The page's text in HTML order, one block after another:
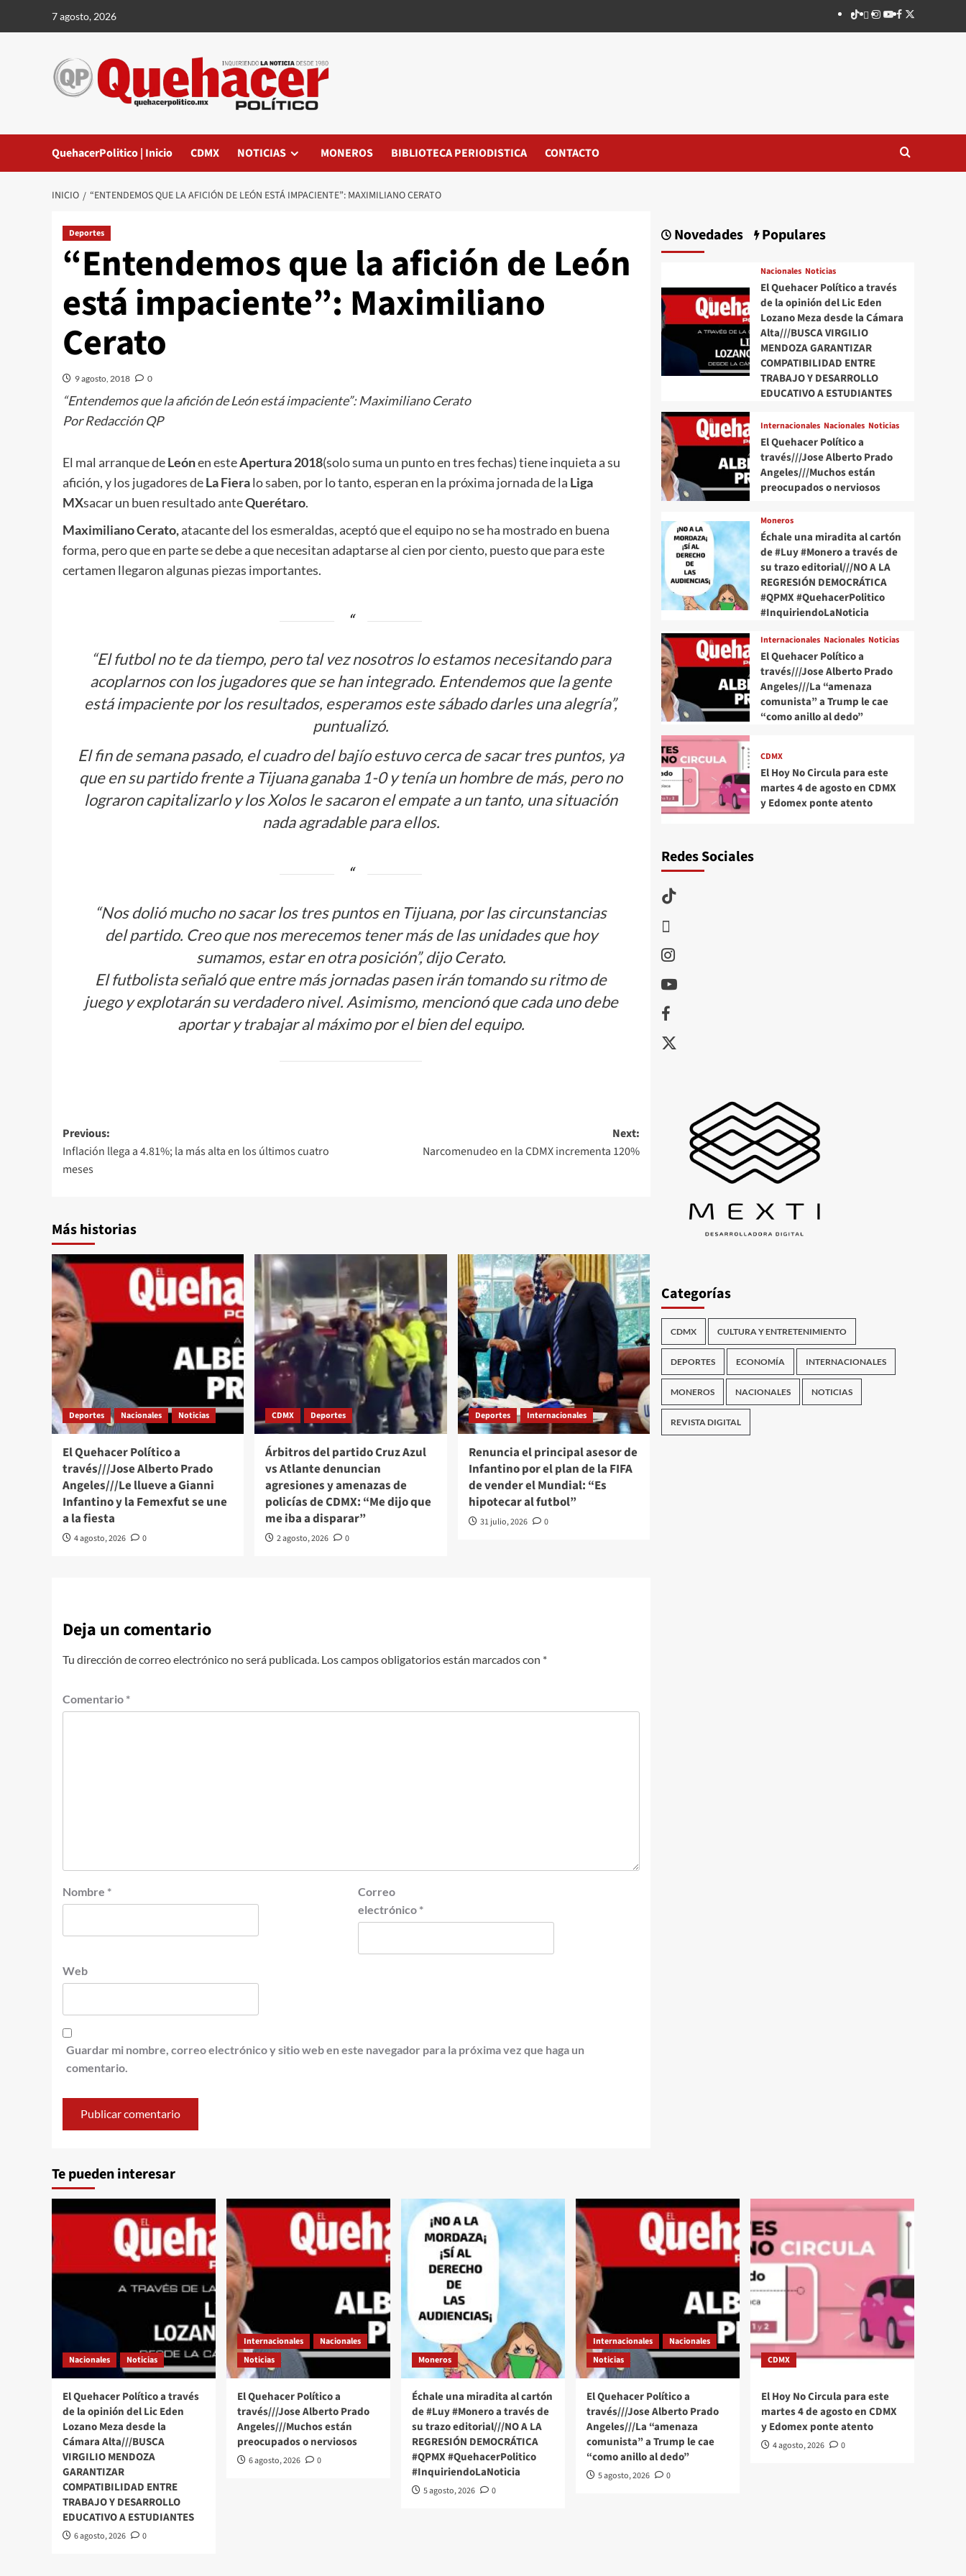
7 agosto, 2026 TikTok
threads
Instagram
Youtube
Facebook
X
QuehacerPolitico | Inicio CDMX NOTICIAS MONEROS BIBLIOTECA PERIODISTICA CONTACTO
INICIO “ENTENDEMOS QUE LA AFICIÓN DE LEÓN ESTÁ IMPACIENTE”: MAXIMILIANO CERATO
Deportes
“Entendemos que la afición de León
está impaciente”: Maximiliano
Cerato
9 agosto, 2018 0
“Entendemos que la afición de León está impaciente”: Maximiliano Cerato
Por Redacción QP
El mal arranque deLeónen esteApertura 2018(solo suma un punto en tres fechas) tiene inquieta a su
afición, y los jugadores deLa Fieralo saben, por lo tanto, esperan en la próxima jornada de la Liga
MXsacar un buen resultado anteQuerétaro.
Maximiliano Cerato,atacante del los esmeraldas, aceptó que el equipo no se ha mostrado en buena
forma, pero que en parte se debe a que necesitan adaptarse al cien por ciento, puesto que para este
certamen llegaron algunas piezas importantes.
“El futbol no te da tiempo, pero tal vez nosotros lo estamos necesitando para
acoplarnos con los jugadores que se han integrado. Entendemos que la gente
está impaciente por los resultados, esperamos este sábado darles una alegría”,
puntualizó.
El fin de semana pasado, el cuadro del bajío estuvo cerca de sacar tres puntos, ya
que en su partido frente a Tijuana ganaba 1-0 y tenía un hombre de más, pero no
lograron capitalizarlo y los Xolos le sacaron el empate a un tanto, una situación
nada agradable para ellos.
“Nos dolió mucho no sacar los tres puntos en Tijuana, por las circunstancias
del partido. Creo que nos merecemos tener más de las unidades que hoy
sumamos, estar en otra posición”, dijo Cerato.
El futbolista señaló que entre más jornadas pasen irán tomando su ritmo de
juego y explotarán su verdadero nivel. Asimismo, mencionó que cada uno debe
aportar y trabajar al máximo por el bien del equipo.
Post
navigation
Previous:
Inflación llega a 4.81%; la más alta en los últimos cuatro
meses
Next:
Narcomenudeo en la CDMX incrementa 120%
Más historias
Deportes Nacionales Noticias
El Quehacer Político a
través///Jose Alberto Prado
Angeles///Le llueve a Gianni
Infantino y la Femexfut se une
a la fiesta
4 agosto, 2026 0
CDMX Deportes
Árbitros del partido Cruz Azul
vs Atlante denuncian
agresiones y amenazas de
policías de CDMX: “Me dijo que
me iba a disparar”
2 agosto, 2026 0
Deportes Internacionales
Renuncia el principal asesor de
Infantino por el plan de la FIFA
de vender el Mundial: “Es
hipotecar al futbol”
31 julio, 2026 0
Deja un comentario
Tu dirección de correo electrónico no será publicada. Los campos obligatorios están marcados con *
Comentario *
Nombre *
Correo
electrónico *
Web
Guardar mi nombre, correo electrónico y sitio web en este navegador para la próxima vez que haga un
comentario.
Novedades Populares
Nacionales Noticias
El Quehacer Político a través
de la opinión del Lic Eden
Lozano Meza desde la Cámara
Alta///BUSCA VIRGILIO
MENDOZA GARANTIZAR
COMPATIBILIDAD ENTRE
TRABAJO Y DESARROLLO
EDUCATIVO A ESTUDIANTES
Internacionales Nacionales Noticias
El Quehacer Político a
través///Jose Alberto Prado
Angeles///Muchos están
preocupados o nerviosos
Moneros
Échale una miradita al cartón
de #Luy #Monero a través de
su trazo editorial///NO A LA
REGRESIÓN DEMOCRÁTICA
#QPMX #QuehacerPolitico
#InquiriendoLaNoticia
Internacionales Nacionales Noticias
El Quehacer Político a
través///Jose Alberto Prado
Angeles///La “amenaza
comunista” a Trump le cae
“como anillo al dedo”
CDMX
El Hoy No Circula para este
martes 4 de agosto en CDMX
y Edomex ponte atento
Redes Sociales
TikTok
Instagram
Youtube
Facebook
X
Categorías
CDMX CULTURA Y ENTRETENIMIENTO
DEPORTES ECONOMÍA INTERNACIONALES
MONEROS NACIONALES NOTICIAS
REVISTA DIGITAL
Te pueden interesar
Nacionales Noticias
El Quehacer Político a través
de la opinión del Lic Eden
Lozano Meza desde la
Cámara Alta///BUSCA
VIRGILIO MENDOZA
GARANTIZAR
COMPATIBILIDAD ENTRE
TRABAJO Y DESARROLLO
EDUCATIVO A ESTUDIANTES
6 agosto, 2026 0
Internacionales
Nacionales
Noticias
El Quehacer Político a
través///Jose Alberto Prado
Angeles///Muchos están
preocupados o nerviosos
6 agosto, 2026 0
Moneros
Échale una miradita al cartón
de #Luy #Monero a través de
su trazo editorial///NO A LA
REGRESIÓN DEMOCRÁTICA
#QPMX #QuehacerPolitico
#InquiriendoLaNoticia
5 agosto, 2026 0
Internacionales
Nacionales
Noticias
El Quehacer Político a
través///Jose Alberto Prado
Angeles///La “amenaza
comunista” a Trump le cae
“como anillo al dedo”
5 agosto, 2026 0
CDMX
El Hoy No Circula para este
martes 4 de agosto en CDMX
y Edomex ponte atento
4 agosto, 2026 0